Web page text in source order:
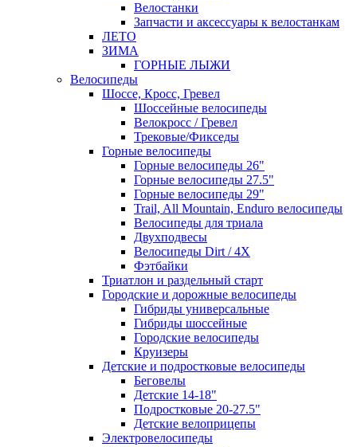
Велостанки
Запчасти и аксессуары к велостанкам
ЛЕТО
ЗИМА
ГОРНЫЕ ЛЫЖИ
Велосипеды
Шоссе, Кросс, Гревел
Шоссейные велосипеды
Велокросс / Гревел
Трековые/Фикседы
Горные велосипеды
Горные велосипеды 26"
Горные велосипеды 27.5"
Горные велосипеды 29"
Trail, All Mountain, Enduro велосипеды
Велосипеды для триала
Двухподвесы
Велосипеды Dirt / 4X
Фэтбайки
Триатлон и раздельный старт
Городские и дорожные велосипеды
Гибриды универсальные
Гибриды шоссейные
Городские велосипеды
Круизеры
Детские и подростковые велосипеды
Беговелы
Детские 14-18"
Подростковые 20-27.5"
Детские велоприцепы
Электровелосипеды